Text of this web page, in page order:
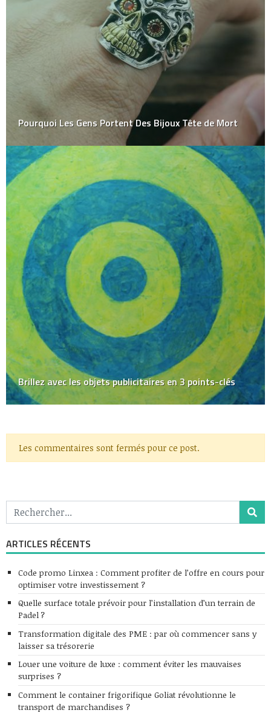
Pourquoi Les Gens Portent Des Bijoux Tête de Mort
Brillez avec les objets publicitaires en 3 points-clés
Les commentaires sont fermés pour ce post.
ARTICLES RÉCENTS
Code promo Linxea : Comment profiter de l’offre en cours pour
optimiser votre investissement ?
Quelle surface totale prévoir pour l’installation d’un terrain de
Padel ?
Transformation digitale des PME : par où commencer sans y
laisser sa trésorerie
Louer une voiture de luxe : comment éviter les mauvaises
surprises ?
Comment le container frigorifique Goliat révolutionne le
transport de marchandises ?